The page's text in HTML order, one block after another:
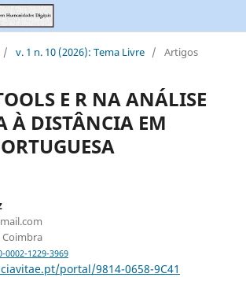
/ v. 1 n. 10 (2026): Tema Livre / Artigos
E R NA ANÁLISE
À DISTÂNCIA EM
1229-3969
portal/9814-0658-9C41